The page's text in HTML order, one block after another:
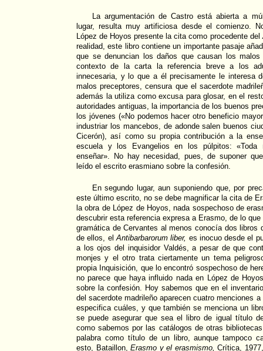
La argumentación de Castro está abierta a
lugar, resulta muy artificiosa desde el comienzo.
López de Hoyos presente la cita como procedente del
realidad, este libro contiene un importante pasaje
que se denuncian los daños que causan los
contexto de la carta la referencia breve a los
innecesaria, y lo que a él precisamente le interesa
malos preceptores, censura que el sacerdote
además la utiliza como excusa para glosar, en el
autoridades antiguas, la importancia de los buenos
los jóvenes («No podemos hacer otro beneficio
industriar los mancebos, de adonde salen buenos
Cicerón), así como su propia contribución a la
escuela y los Evangelios en los púlpitos:
enseñar». No hay necesidad, pues, de suponer
leído el escrito erasmiano sobre la confesión.
En segundo lugar, aun suponiendo que, por
este último escrito, no se debe magnificar la cita de
la obra de López de Hoyos, nada sospechoso de
descubrir esta referencia expresa a Erasmo, de lo
gramática de Cervantes al menos conocía dos libros
de ellos, elAntibarbarorum liber, es inocuo desde el
a los ojos del inquisidor Valdés, a pesar de que
monjes y el otro trata ciertamente un tema
propia Inquisición, que lo encontró sospechoso de
no parece que haya influido nada en López de
sobre la confesión. Hoy sabemos que en el
del sacerdote madrileño aparecen cuatro menciones
especifica cuáles, y que también se menciona un
se puede asegurar que sea el libro de igual título
como sabemos por las catálogos de otras
palabra como título de un libro, aunque tampoco
esto, Bataillon, Erasmo y el erasmismo, Crítica,